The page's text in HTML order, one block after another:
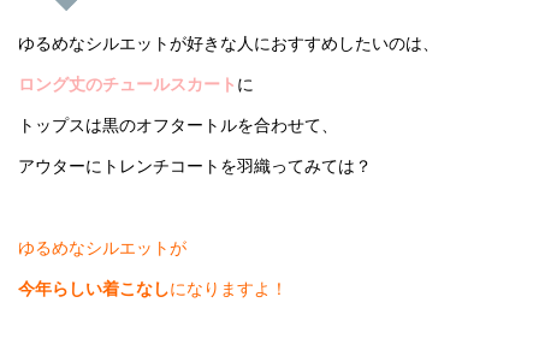
ゆるめなシルエットが好きな人におすすめしたいのは、
ロング丈のチュールスカート に
トップスは黒のオフタートルを合わせて、
アウターにトレンチコートを羽織ってみては？
ゆるめなシルエットが
今年らしい着こなしになりますよ！